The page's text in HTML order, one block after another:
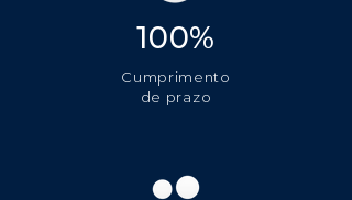
100%
Cumprimento
de prazo